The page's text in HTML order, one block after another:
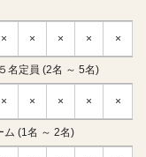
× × × × ×
名定員 (2名 ～ 5名)
× × × × ×
(1名 ～ 2名)